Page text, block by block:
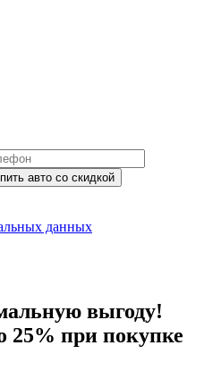
Купить авто со скидкой
данных
выгоду!
25% при покупке